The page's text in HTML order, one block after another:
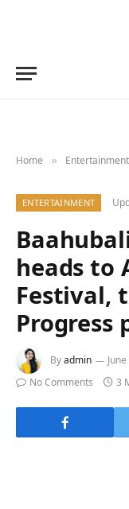
Home » Entertainment
ENTERTAINMENT
heads to
Festival,
Progress
Byadmin
No Comments
3